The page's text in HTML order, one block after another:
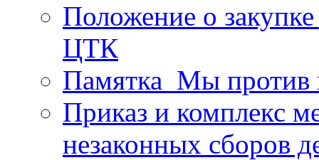
Положение о
ЦТК
Памятка_Мы против
Приказ и комплекс
незаконных сборов